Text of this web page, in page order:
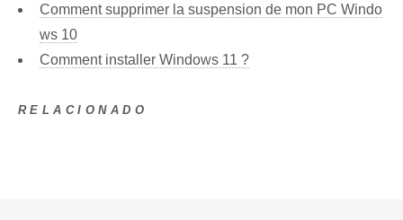
Comment supprimer la suspension de mon PC Windo
ws 10
Comment installer Windows 11 ?
RELACIONADO